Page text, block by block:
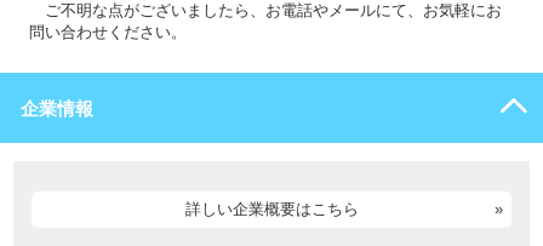
ご不明な点がございましたら、お電話やメールにて、お気軽にお
問い合わせください。
企業情報
詳しい企業概要はこちら